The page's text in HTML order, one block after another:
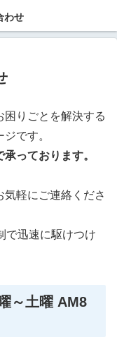
わせ
りごとを解決する
です。
っております。
軽にご連絡くださ
で迅速に駆けつけ
～土曜 AM8